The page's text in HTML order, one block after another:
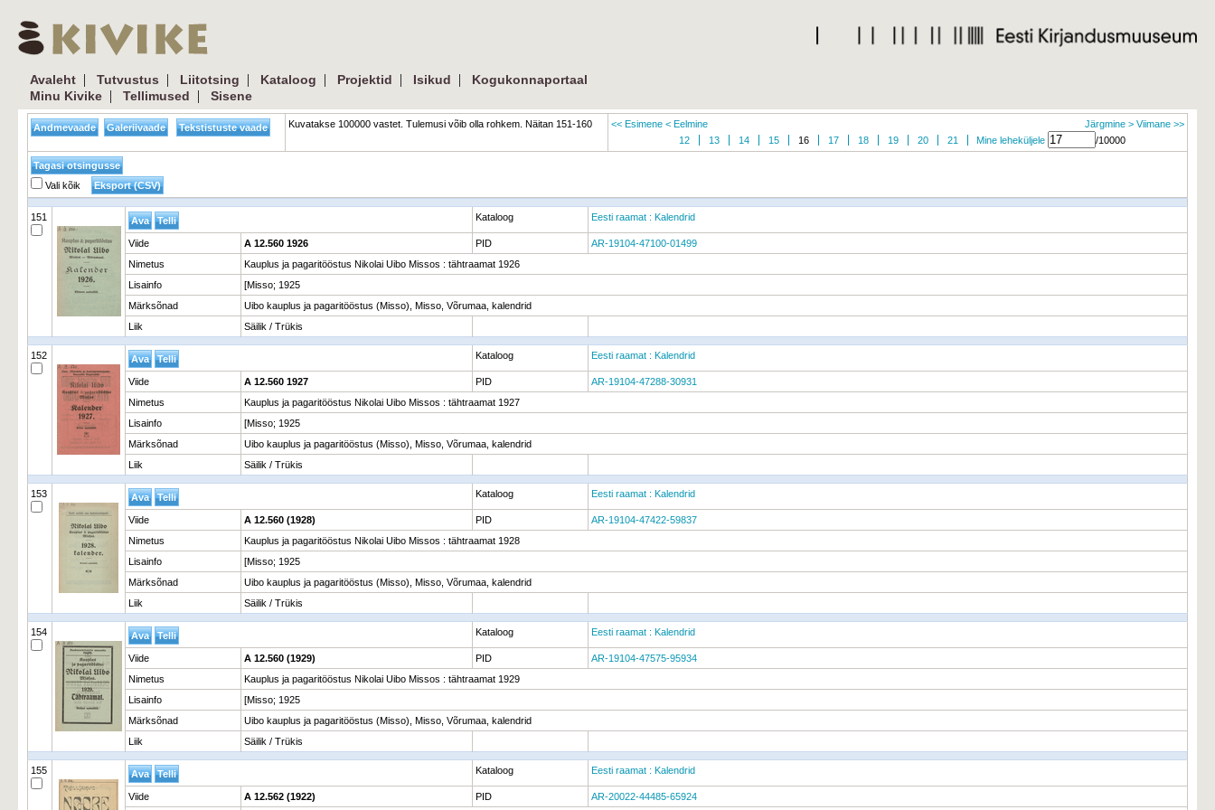
Avaleht | Tutvustus | Liitotsing | Kataloog | Projektid | Isikud |
Kogukonnaportaal
Minu Kivike | Tellimused | Sisene
Kuvatakse 100000 vastet. Tulemusi võib olla rohkem. Näitan 151-160 Järgmine > Viimane >>
<< Esimene < Eelmine
12
13 14 15 16 17 18 19 20 21 Mine leheküljele /10000
Vali kõik
151 Kataloog Eesti raamat : Kalendrid
Viide A 12.560 1926 PID
AR-19104-47100-01499
Nimetus
Kauplus ja pagaritööstus Nikolai Uibo Missos : tähtraamat 1926
Lisainfo
[Misso; 1925
Märksõnad
Uibo kauplus ja pagaritööstus (Misso), Misso, Võrumaa, kalendrid
Liik
Säilik / Trükis
152 Kataloog Eesti raamat : Kalendrid
Viide A 12.560 1927 PID
AR-19104-47288-30931
Nimetus
Kauplus ja pagaritööstus Nikolai Uibo Missos : tähtraamat 1927
Lisainfo
[Misso; 1925
Märksõnad
Uibo kauplus ja pagaritööstus (Misso), Misso, Võrumaa, kalendrid
Liik
Säilik / Trükis
153 Kataloog Eesti raamat : Kalendrid
Viide A 12.560 (1928) PID
AR-19104-47422-59837
Nimetus
Kauplus ja pagaritööstus Nikolai Uibo Missos : tähtraamat 1928
Lisainfo
[Misso; 1925
Märksõnad
Uibo kauplus ja pagaritööstus (Misso), Misso, Võrumaa, kalendrid
Liik
Säilik / Trükis
154 Kataloog Eesti raamat : Kalendrid
Viide A 12.560 (1929) PID
AR-19104-47575-95934
Nimetus
Kauplus ja pagaritööstus Nikolai Uibo Missos : tähtraamat 1929
Lisainfo
[Misso; 1925
Märksõnad
Uibo kauplus ja pagaritööstus (Misso), Misso, Võrumaa, kalendrid
Liik
Säilik / Trükis
155 Kataloog Eesti raamat : Kalendrid
Viide A 12.562 (1922) PID AR-20022-44485-65924